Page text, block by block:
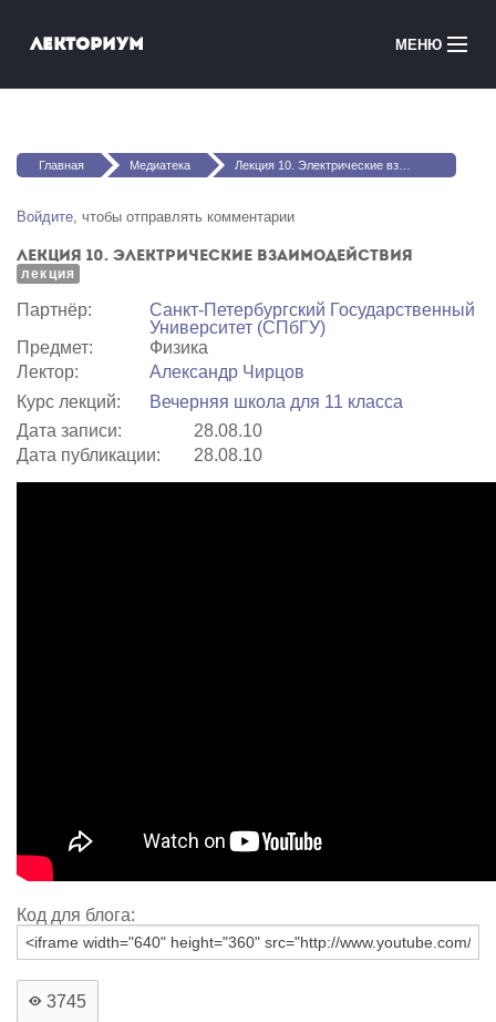
Лекториум МЕНЮ
Медиатека
Courses in English
Войти
Вы здесь
Главная Медиатека Лекция 10. Электрические взаимодействия
Войдите, чтобы отправлять комментарии
Лекция 10. Электрические взаимодействия
лекция
Партнёр:
Санкт-Петербургский Государственный
Университет (СПбГУ)
Предмет:
Физика
Лектор:
Александр Чирцов
Курс лекций:
Вечерняя школа для 11 класса
Дата записи:
28.08.10
Дата публикации:
28.08.10
Код для блога:
3745